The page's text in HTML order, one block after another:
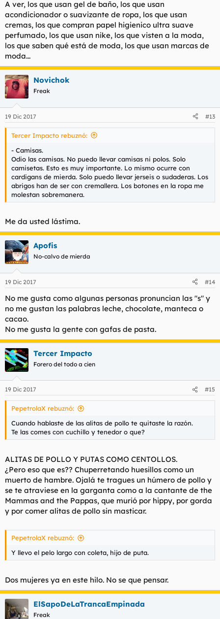
A ver, los que usan gel de baño, los que usan
acondicionador o suavizante de ropa, los que usan
cremas, los que compran papel higienico ultra suave
perfumado, los que usan nike, los que visten a la moda,
los que saben qué está de moda, los que usan marcas de
moda...
Novichok
Freak
19 Dic 2017 #13
Tercer Impacto rebuznó:
- Camisas.
Odio las camisas. No puedo llevar camisas ni polos. Solo
camisetas. Esto es muy importante. Lo mismo ocurre con
cardigans de mierda. Solo puedo llevar jerseis o sudaderas. Los
abrigos han de ser con cremallera. Los botones en la ropa me
molestan sobremanera.
Me da usted lástima.
Apofis
No-calvo de mierda
19 Dic 2017 #14
No me gusta como algunas personas pronuncian las "s" y
no me gustan las palabras leche, chocolate, manteca o
cacao.
No me gusta la gente con gafas de pasta.
Tercer Impacto
Forero del todo a cien
19 Dic 2017 #15
PepetrolaX rebuznó:
Cuando hablaste de las alitas de pollo te quitaste la razón.
Te las comes con cuchillo y tenedor o que?
ALITAS DE POLLO Y PUTAS COMO CENTOLLOS.
¿Pero eso que es?? Chuperretando huesillos como un
muerto de hambre. Ojalá te tragues un húmero de pollo y
se te atraviese en la garganta como a la cantante de the
Mammas and the Pappas, que murió por hippy, por gorda
y por comer alitas de pollo sin masticar.
PepetrolaX rebuznó:
Y llevo el pelo largo con coleta, hijo de puta.
Dos mujeres ya en este hilo. No se que pensar.
ElSapoDeLaTrancaEmpinada
Freak